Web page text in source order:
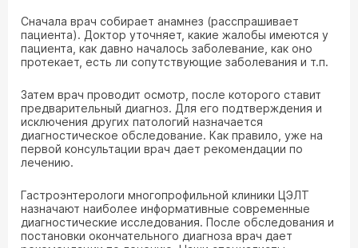
Сначала врач собирает анамнез (расспрашивает
пациента). Доктор уточняет, какие жалобы имеются у
пациента, как давно началось заболевание, как оно
протекает, есть ли сопутствующие заболевания и т.п.
Затем врач проводит осмотр, после которого ставит
предварительный диагноз. Для его подтверждения и
исключения других патологий назначается
диагностическое обследование. Как правило, уже на
первой консультации врач дает рекомендации по
лечению.
Гастроэнтерологи многопрофильной клиники ЦЭЛТ
назначают наиболее информативные современные
диагностические исследования. После обследования и
постановки окончательного диагноза врач дает